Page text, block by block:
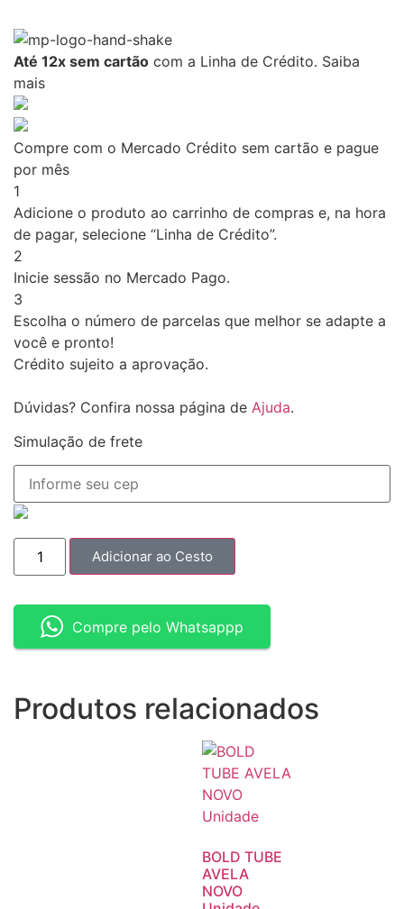
Até 12x sem cartão com a Linha de Crédito. Saiba
mais
Compre com o Mercado Crédito sem cartão e pague
por mês
1
Adicione o produto ao carrinho de compras e, na hora
de pagar, selecione “Linha de Crédito”.
2
Inicie sessão no Mercado Pago.
3
Escolha o número de parcelas que melhor se adapte a
você e pronto!
Crédito sujeito a aprovação.
Dúvidas? Confira nossa página de Ajuda.
Simulação de frete
Adicionar ao Cesto
Compre pelo Whatsappp
Produtos relacionados
BOLD TUBE
AVELA
NOVO